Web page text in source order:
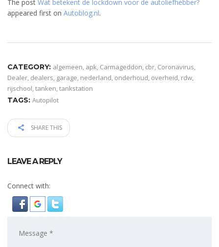
The post Wat betekent de lockdown voor de autoliefhebber?
appeared first on Autoblog.nl.
CATEGORY: algemeen, apk, Carmageddon, cbr, Coronavirus,
Dealer, dealers, garage, nederland, onderhoud, overheid, rdw,
rijschool,tanken,tankstation
TAGS: Autopilot
SHARE THIS
LEAVE A REPLY
Connect with: